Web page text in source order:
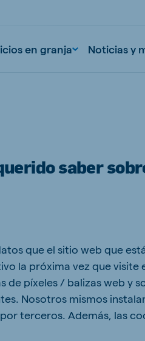
en granja Noticias y
saber
que el sitio web que
la próxima vez que visite
de píxeles / balizas web y
Nosotros mismos
terceros. Además, las